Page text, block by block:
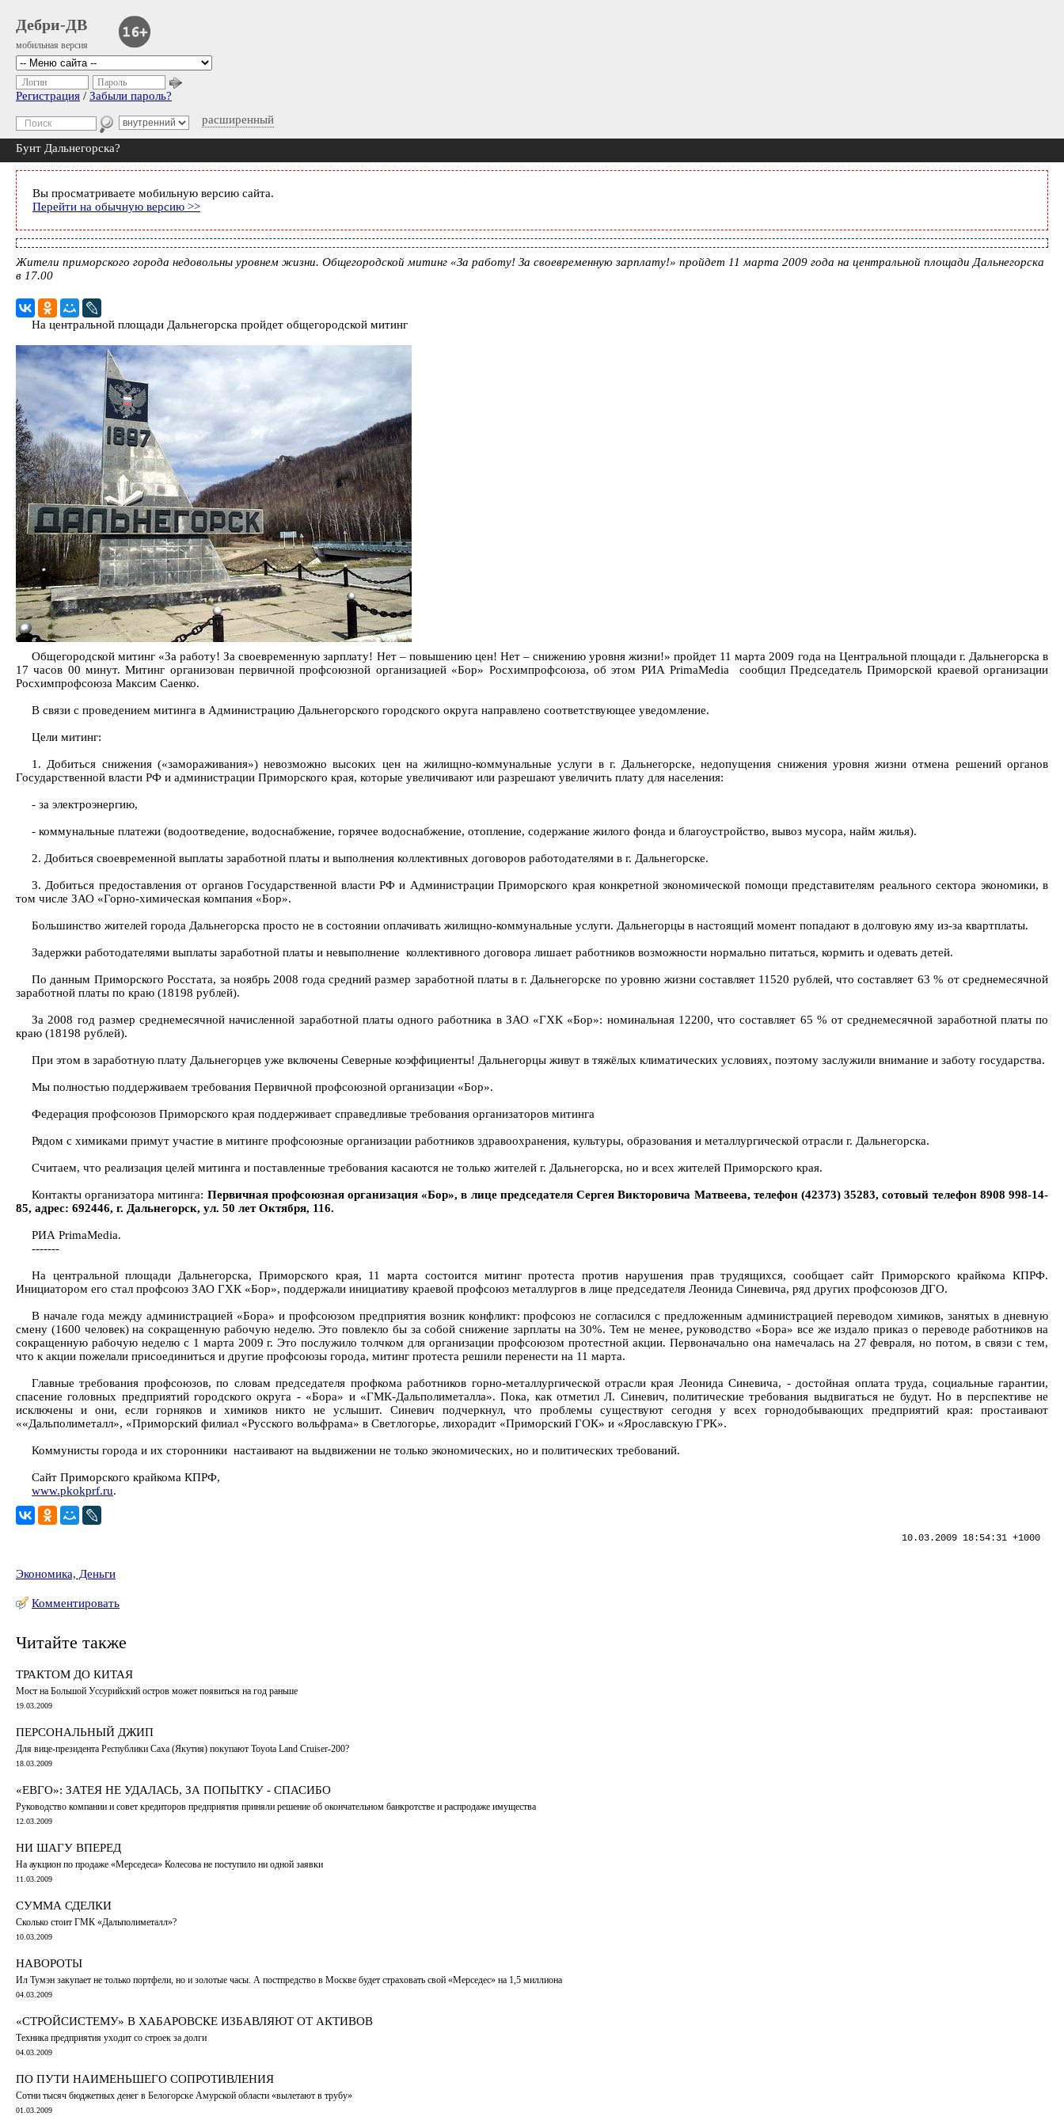
Дебри-ДВ
мобильная версия
расширенный
Логин Пароль
Регистрация / Забыли пароль?
Бунт Дальнегорска?
Вы просматриваете мобильную версию сайта.
Перейти на обычную версию >>
Жители приморского города недовольны уровнем жизни. Общегородской митинг «За работу! За своевременную зарплату!» пройдет 11 марта 2009 года на центральной площади Дальнегорска
в 17.00
На центральной площади Дальнегорска пройдет общегородской митинг
Общегородской митинг «За работу! За своевременную зарплату! Нет – повышению цен! Нет – снижению уровня жизни!» пройдет 11 марта 2009 года на Центральной площади г. Дальнегорска в
17 часов 00 минут. Митинг организован первичной профсоюзной организацией «Бор» Росхимпрофсоюза, об этом РИА PrimaMedia сообщил Председатель Приморской краевой организации
Росхимпрофсоюза Максим Саенко.
В связи с проведением митинга в Администрацию Дальнегорского городского округа направлено соответствующее уведомление.
Цели митинг:
1. Добиться снижения («замораживания») невозможно высоких цен на жилищно-коммунальные услуги в г. Дальнегорске, недопущения снижения уровня жизни отмена решений органов
Государственной власти РФ и администрации Приморского края, которые увеличивают или разрешают увеличить плату для населения:
- за электроэнергию,
- коммунальные платежи (водоотведение, водоснабжение, горячее водоснабжение, отопление, содержание жилого фонда и благоустройство, вывоз мусора, найм жилья).
2. Добиться своевременной выплаты заработной платы и выполнения коллективных договоров работодателями в г. Дальнегорске.
3. Добиться предоставления от органов Государственной власти РФ и Администрации Приморского края конкретной экономической помощи представителям реального сектора экономики, в
том числе ЗАО «Горно-химическая компания «Бор».
Большинство жителей города Дальнегорска просто не в состоянии оплачивать жилищно-коммунальные услуги. Дальнегорцы в настоящий момент попадают в долговую яму из-за квартплаты.
Задержки работодателями выплаты заработной платы и невыполнение коллективного договора лишает работников возможности нормально питаться, кормить и одевать детей.
По данным Приморского Росстата, за ноябрь 2008 года средний размер заработной платы в г. Дальнегорске по уровню жизни составляет 11520 рублей, что составляет 63 % от среднемесячной
заработной платы по краю (18198 рублей).
За 2008 год размер среднемесячной начисленной заработной платы одного работника в ЗАО «ГХК «Бор»: номинальная 12200, что составляет 65 % от среднемесячной заработной платы по
краю (18198 рублей).
При этом в заработную плату Дальнегорцев уже включены Северные коэффициенты! Дальнегорцы живут в тяжёлых климатических условиях, поэтому заслужили внимание и заботу государства.
Мы полностью поддерживаем требования Первичной профсоюзной организации «Бор».
Федерация профсоюзов Приморского края поддерживает справедливые требования организаторов митинга
Рядом с химиками примут участие в митинге профсоюзные организации работников здравоохранения, культуры, образования и металлургической отрасли г. Дальнегорска.
Считаем, что реализация целей митинга и поставленные требования касаются не только жителей г. Дальнегорска, но и всех жителей Приморского края.
Контакты организатора митинга: Первичная профсоюзная организация «Бор», в лице председателя Сергея Викторовича Матвеева, телефон (42373) 35283, сотовый телефон 8908 998-14-
85, адрес: 692446, г. Дальнегорск, ул. 50 лет Октября, 116.
РИА PrimaMedia.
-------
На центральной площади Дальнегорска, Приморского края, 11 марта состоится митинг протеста против нарушения прав трудящихся, сообщает сайт Приморского крайкома КПРФ.
Инициатором его стал профсоюз ЗАО ГХК «Бор», поддержали инициативу краевой профсоюз металлургов в лице председателя Леонида Синевича, ряд других профсоюзов ДГО.
В начале года между администрацией «Бора» и профсоюзом предприятия возник конфликт: профсоюз не согласился с предложенным администрацией переводом химиков, занятых в дневную
смену (1600 человек) на сокращенную рабочую неделю. Это повлекло бы за собой снижение зарплаты на 30%. Тем не менее, руководство «Бора» все же издало приказ о переводе работников на
сокращенную рабочую неделю с 1 марта 2009 г. Это послужило толчком для организации профсоюзом протестной акции. Первоначально она намечалась на 27 февраля, но потом, в связи с тем,
что к акции пожелали присоединиться и другие профсоюзы города, митинг протеста решили перенести на 11 марта.
Главные требования профсоюзов, по словам председателя профкома работников горно-металлургической отрасли края Леонида Синевича, - достойная оплата труда, социальные гарантии,
спасение головных предприятий городского округа - «Бора» и «ГМК-Дальполиметалла». Пока, как отметил Л. Синевич, политические требования выдвигаться не будут. Но в перспективе не
исключены и они, если горняков и химиков никто не услышит. Синевич подчеркнул, что проблемы существуют сегодня у всех горнодобывающих предприятий края: простаивают
««Дальполиметалл», «Приморский филиал «Русского вольфрама» в Светлогорье, лихорадит «Приморский ГОК» и «Ярославскую ГРК».
Коммунисты города и их сторонники настаивают на выдвижении не только экономических, но и политических требований.
Сайт Приморского крайкома КПРФ,
www.pkokprf.ru.
10.03.2009 18:54:31 +1000
Экономика, Деньги
Комментировать
Читайте также
ТРАКТОМ ДО КИТАЯ
Мост на Большой Уссурийский остров может появиться на год раньше
19.03.2009
ПЕРСОНАЛЬНЫЙ ДЖИП
Для вице-президента Республики Саха (Якутия) покупают Toyota Land Cruiser-200?
18.03.2009
«ЕВГО»: ЗАТЕЯ НЕ УДАЛАСЬ, ЗА ПОПЫТКУ - СПАСИБО
Руководство компании и совет кредиторов предприятия приняли решение об окончательном банкротстве и распродаже имущества
12.03.2009
НИ ШАГУ ВПЕРЕД
На аукцион по продаже «Мерседеса» Колесова не поступило ни одной заявки
11.03.2009
СУММА СДЕЛКИ
Сколько стоит ГМК «Дальполиметалл»?
10.03.2009
НАВОРОТЫ
Ил Тумэн закупает не только портфели, но и золотые часы. А постпредство в Москве будет страховать свой «Мерседес» на 1,5 миллиона
04.03.2009
«СТРОЙСИСТЕМУ» В ХАБАРОВСКЕ ИЗБАВЛЯЮТ ОТ АКТИВОВ
Техника предприятия уходит со строек за долги
04.03.2009
ПО ПУТИ НАИМЕНЬШЕГО СОПРОТИВЛЕНИЯ
Сотни тысяч бюджетных денег в Белогорске Амурской области «вылетают в трубу»
01.03.2009